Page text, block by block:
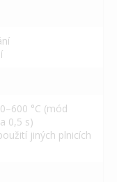
°C (mód
0,5 s)
jiných plnicích